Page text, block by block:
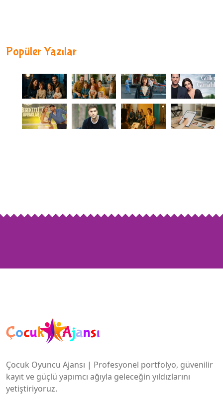
Popüler Yazılar
Çocuk Oyuncu Ajansı | Profesyonel portfolyo, güvenilir
kayıt ve güçlü yapımcı ağıyla geleceğin yıldızlarını
yetiştiriyoruz.